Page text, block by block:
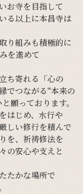
お寺を目指して
る以上に本昌寺は
取り組みも積極的に
を進めて
立ち寄れる 「心の
でつながる“本来の
願っております。
はじめ、 水行や
しい修行を積んで
を、 祈祷修法を
の安心や支えと
たかな場所で